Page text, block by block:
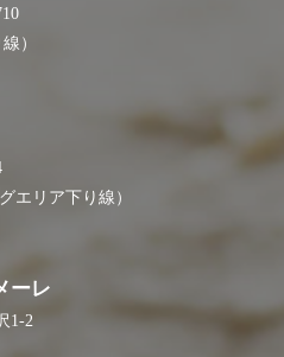
）
エリア下り線）
ーレ
1-2